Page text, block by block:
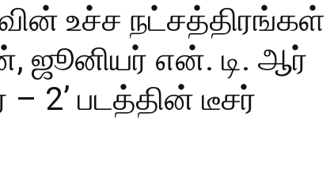
உச்ச நட்சத்திரங்கள்
ஜூனியர் என். டி. ஆர்
– 2’ படத்தின் டீசர்